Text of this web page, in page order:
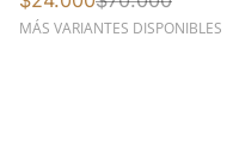
MÁS VARIANTES DISPONIBLES